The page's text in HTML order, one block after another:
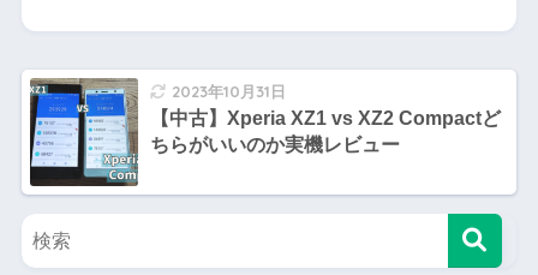
2023年10月31日
【中古】Xperia XZ1 vs XZ2 Compactど
ちらがいいのか実機レビュー